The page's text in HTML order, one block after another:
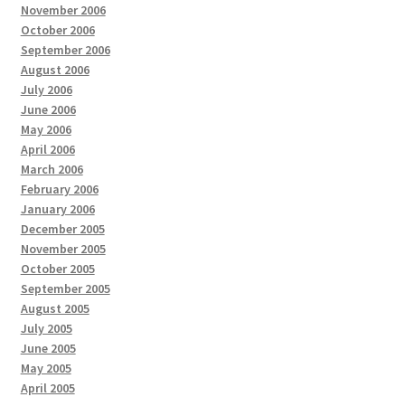
November 2006
October 2006
September 2006
August 2006
July 2006
June 2006
May 2006
April 2006
March 2006
February 2006
January 2006
December 2005
November 2005
October 2005
September 2005
August 2005
July 2005
June 2005
May 2005
April 2005